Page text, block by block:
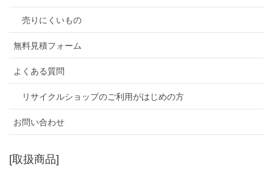
売りにくいもの
無料見積フォーム
よくある質問
リサイクルショップのご利用がはじめの方
お問い合わせ
[取扱商品]